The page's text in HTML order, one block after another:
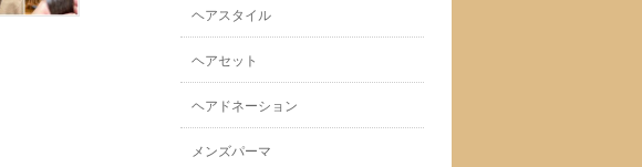
ヘアスタイル
ヘアセット
ヘアドネーション
メンズパーマ